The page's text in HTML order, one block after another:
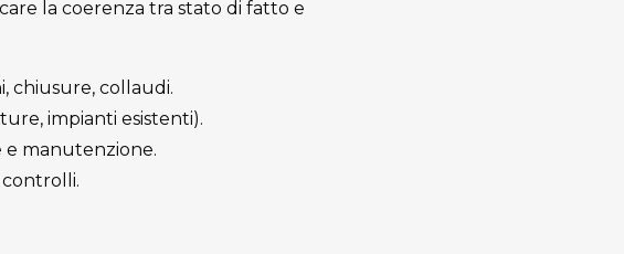
la coerenza tra stato di fatto e
chiusure, collaudi.
impianti esistenti).
e manutenzione.
controlli.